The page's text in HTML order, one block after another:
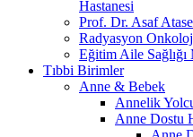
Hastanesi
Prof. Dr. Asaf
Radyasyon
Eğitim Aile Sağlığı
Tıbbi Birimler
Anne & Bebek
Annelik
Anne Dostu